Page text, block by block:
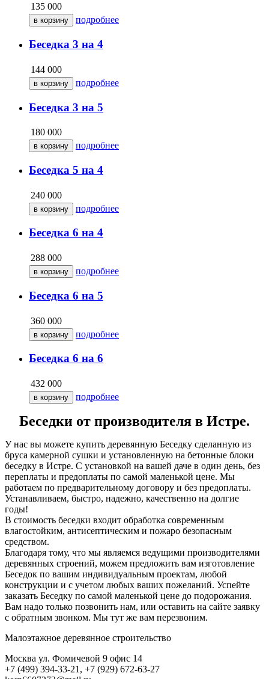
135 000
подробнее
Беседка 3 на 4
144 000
подробнее
Беседка 3 на 5
180 000
подробнее
Беседка 5 на 4
240 000
подробнее
Беседка 6 на 4
288 000
подробнее
Беседка 6 на 5
360 000
подробнее
Беседка 6 на 6
432 000
подробнее
Беседки от производителя в Истре.
У нас вы можете купить деревянную Беседку сделанную из
бруса камерной сушки и установленную на бетонные блоки
беседку в Истре. С установкой на вашей даче в один день, без
переплаты и предоплаты по самой маленькой цене. Мы
работаем по предварительному договору и без предоплаты.
Устанавливаем, быстро, надежно, качественно на долгие
годы!
В стоимость беседки входит обработка современным
влагостойким, антисептическим и пожаро безопасным
средством.
Благодаря тому, что мы являемся ведущими производителями
деревянных строений, можем предложить вам изготовление
Беседок по вашим индивидуальным проектам, любой
конструкции и с учетом любых ваших пожеланий. Успейте
заказать Беседку по самой маленькой цене до подорожания.
Вам надо только позвонить нам, или оставить на сайте заявку
с обратным звонком. Мы тут же вам перезвоним.
Малоэтажное деревянное строительство
Москва ул. Фомичевой 9 офис 14
+7 (499) 394-33-21, +7 (929) 672-63-27